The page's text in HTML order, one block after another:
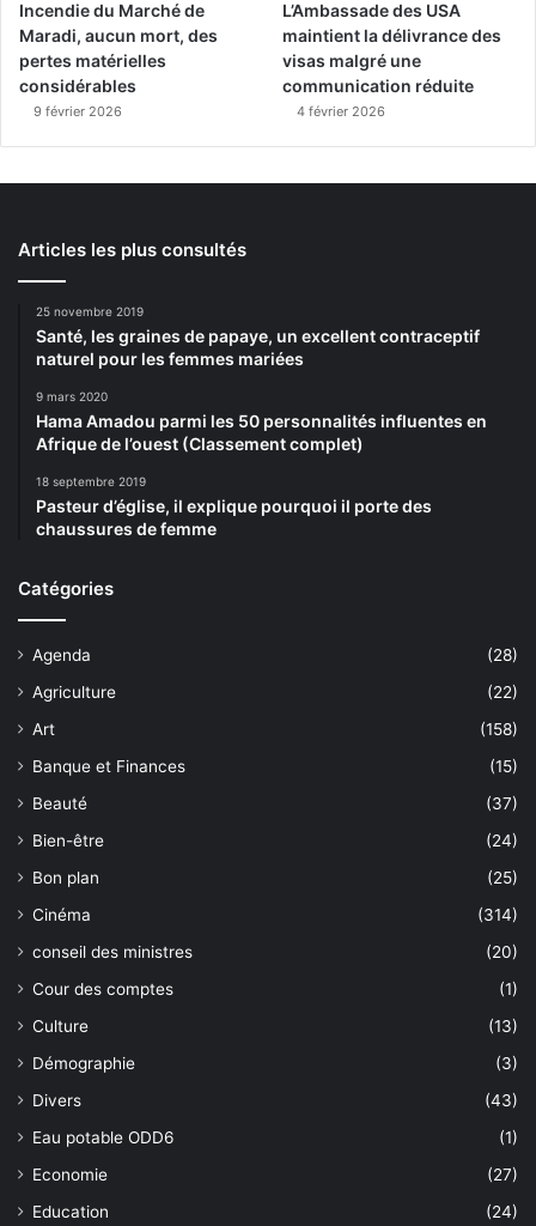
Incendie du Marché de
Maradi, aucun mort, des
pertes matérielles
considérables
9 février 2026
L’Ambassade des USA
maintient la délivrance des
visas malgré une
communication réduite
4 février 2026
Articles les plus consultés
25 novembre 2019
Santé, les graines de papaye, un excellent contraceptif
naturel pour les femmes mariées
9 mars 2020
Hama Amadou parmi les 50 personnalités influentes en
Afrique de l’ouest (Classement complet)
18 septembre 2019
Pasteur d’église, il explique pourquoi il porte des
chaussures de femme
Catégories
Agenda
(28)
Agriculture
(22)
Art
(158)
Banque et Finances
(15)
Beauté
(37)
Bien-être
(24)
Bon plan
(25)
Cinéma
(314)
conseil des ministres
(20)
Cour des comptes
(1)
Culture
(13)
Démographie
(3)
Divers
(43)
Eau potable ODD6
(1)
Economie
(27)
Education
(24)